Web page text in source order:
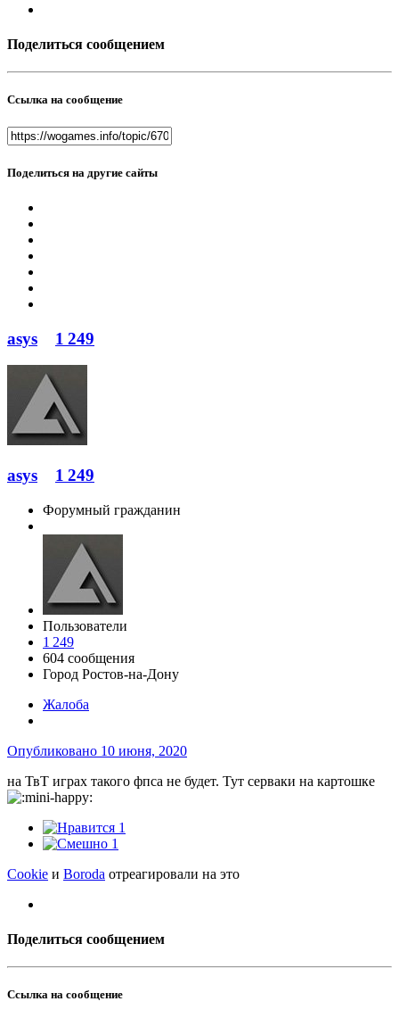
Поделиться сообщением
Ссылка на сообщение
Поделиться на другие сайты
asys 1 249
asys 1 249
Форумный гражданин
Пользователи
1 249
604 сообщения
Город Ростов-на-Дону
Жалоба
Опубликовано 10 июня, 2020
на ТвТ играх такого фпса не будет. Тут серваки на картошке
1
1
Cookie и Boroda отреагировали на это
Поделиться сообщением
Ссылка на сообщение